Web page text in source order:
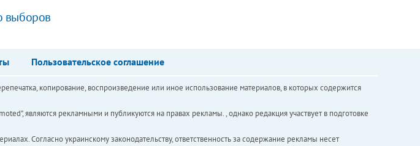
выборов
Пользовательское соглашение
копирование, воспроизведение или иное использование материалов, в которых содержится
являются рекламными и публикуются на правах рекламы. , однако редакция участвует в подготовке
Согласно украинскому законодательству, ответственность за содержание рекламы несет